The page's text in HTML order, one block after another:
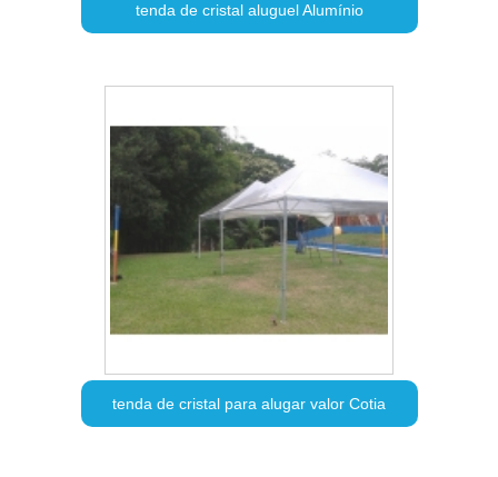
tenda de cristal aluguel Alumínio
tenda de cristal para alugar valor Cotia